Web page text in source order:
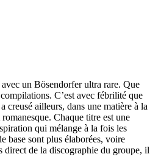
un Bösendorfer ultra rare. Que
C’est avec fébrilité que
creusé ailleurs, dans une matière à la
Chaque titre est une
qui mélange à la fois les
base sont plus élaborées, voire
direct de la discographie du groupe, il